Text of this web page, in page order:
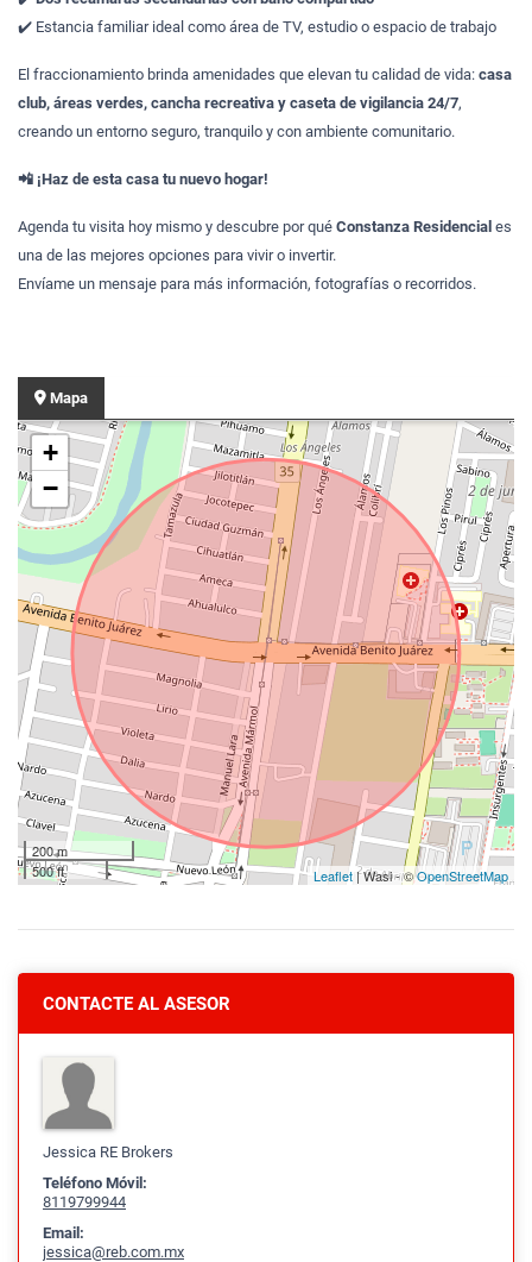
✔️ Estancia familiar ideal como área de TV, estudio o espacio de trabajo
El fraccionamiento brinda amenidades que elevan tu calidad de vida: casa
club, áreas verdes, cancha recreativa y caseta de vigilancia 24/7,
creando un entorno seguro, tranquilo y con ambiente comunitario.
📲 ¡Haz de esta casa tu nuevo hogar!
Agenda tu visita hoy mismo y descubre por qué Constanza Residencial es
una de las mejores opciones para vivir o invertir.
Envíame un mensaje para más información, fotografías o recorridos.
Mapa
+
−
200 m
500 ft
Leaflet | Wasi - ©OpenStreetMap
CONTACTE AL ASESOR
Jessica RE Brokers
Teléfono Móvil:
8119799944
Email:
jessica@reb.com.mx